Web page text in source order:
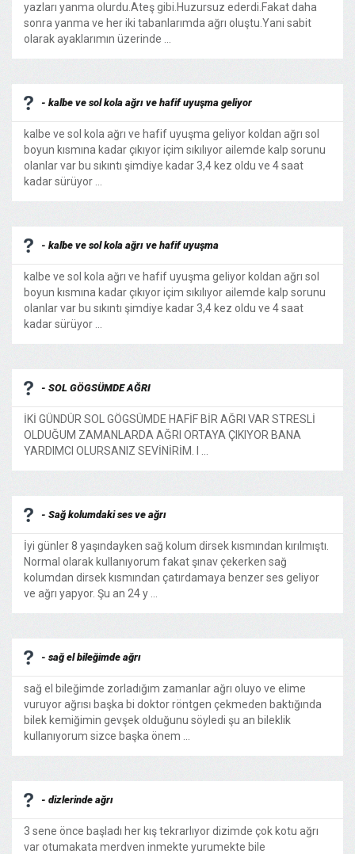
yazları yanma olurdu.Ateş gibi.Huzursuz ederdi.Fakat daha
sonra yanma ve her iki tabanlarımda ağrı oluştu.Yani sabit
olarak ayaklarımın üzerinde ...
- kalbe ve sol kola ağrı ve hafif uyuşma geliyor
kalbe ve sol kola ağrı ve hafif uyuşma geliyor koldan ağrı sol
boyun kısmına kadar çıkıyor içim sıkılıyor ailemde kalp sorunu
olanlar var bu sıkıntı şimdiye kadar 3,4 kez oldu ve 4 saat
kadar sürüyor ...
- kalbe ve sol kola ağrı ve hafif uyuşma
kalbe ve sol kola ağrı ve hafif uyuşma geliyor koldan ağrı sol
boyun kısmına kadar çıkıyor içim sıkılıyor ailemde kalp sorunu
olanlar var bu sıkıntı şimdiye kadar 3,4 kez oldu ve 4 saat
kadar sürüyor ...
- SOL GÖGSÜMDE AĞRI
İKİ GÜNDÜR SOL GÖGSÜMDE HAFİF BİR AĞRI VAR STRESLİ
OLDUĞUM ZAMANLARDA AĞRI ORTAYA ÇIKIYOR BANA
YARDIMCI OLURSANIZ SEVİNİRİM. I ...
- Sağ kolumdaki ses ve ağrı
İyi günler 8 yaşındayken sağ kolum dirsek kısmından kırılmıştı.
Normal olarak kullanıyorum fakat şınav çekerken sağ
kolumdan dirsek kısmından çatırdamaya benzer ses geliyor
ve ağrı yapyor. Şu an 24 y ...
- sağ el bileğimde ağrı
sağ el bileğimde zorladığım zamanlar ağrı oluyo ve elime
vuruyor ağrısı başka bi doktor röntgen çekmeden baktığında
bilek kemiğimin gevşek olduğunu söyledi şu an bileklik
kullanıyorum sizce başka önem ...
- dizlerinde ağrı
3 sene önce başladı her kış tekrarlıyor dizimde çok kotu ağrı
var otumakata merdven inmekte yurumekte bile